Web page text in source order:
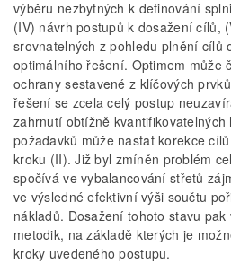
výběru nezbytných k definování
(IV) návrh postupů k dosažení cílů,
srovnatelných z pohledu plnění cílů
optimálního řešení. Optimem může
ochrany sestavené z klíčových
řešení se zcela celý postup
zahrnutí obtížně
požadavků může nastat korekce
kroku (II). Již byl zmíněn problém
spočívá ve vybalancování střetů
ve výsledné efektivní výši součtu
nákladů. Dosažení tohoto stavu
metodik, na základě kterých je
kroky uvedeného postupu.